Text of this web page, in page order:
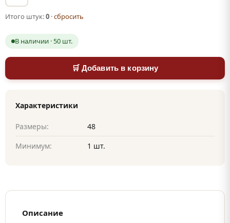
Итого штук:0 ·сбросить
В наличии · 50 шт.
🛒 Добавить в корзину
Характеристики
Размеры:
48
Минимум:
1 шт.
Описание